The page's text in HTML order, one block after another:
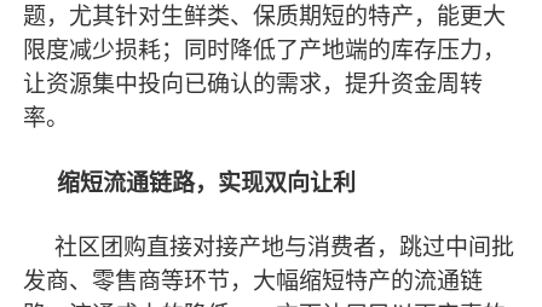
题，尤其针对生鲜类、保质期短的特产，能更大
限度减少损耗；同时降低了产地端的库存压力，
让资源集中投向已确认的需求，提升资金周转
率。
缩短流通链路，实现双向让利
社区团购直接对接产地与消费者，跳过中间批
发商、零售商等环节，大幅缩短特产的流通链